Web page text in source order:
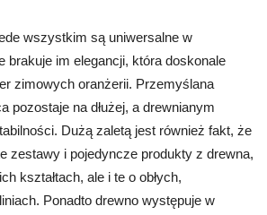
wszystkim są uniwersalne w
brakuje im elegancji, która doskonale
zimowych oranżerii. Przemyślana
pozostaje na dłużej, a drewnianym
Dużą zaletą jest również fakt, że
zestawy i pojedyncze produkty z drewna,
kształtach, ale i te o obłych,
Ponadto drewno występuje w